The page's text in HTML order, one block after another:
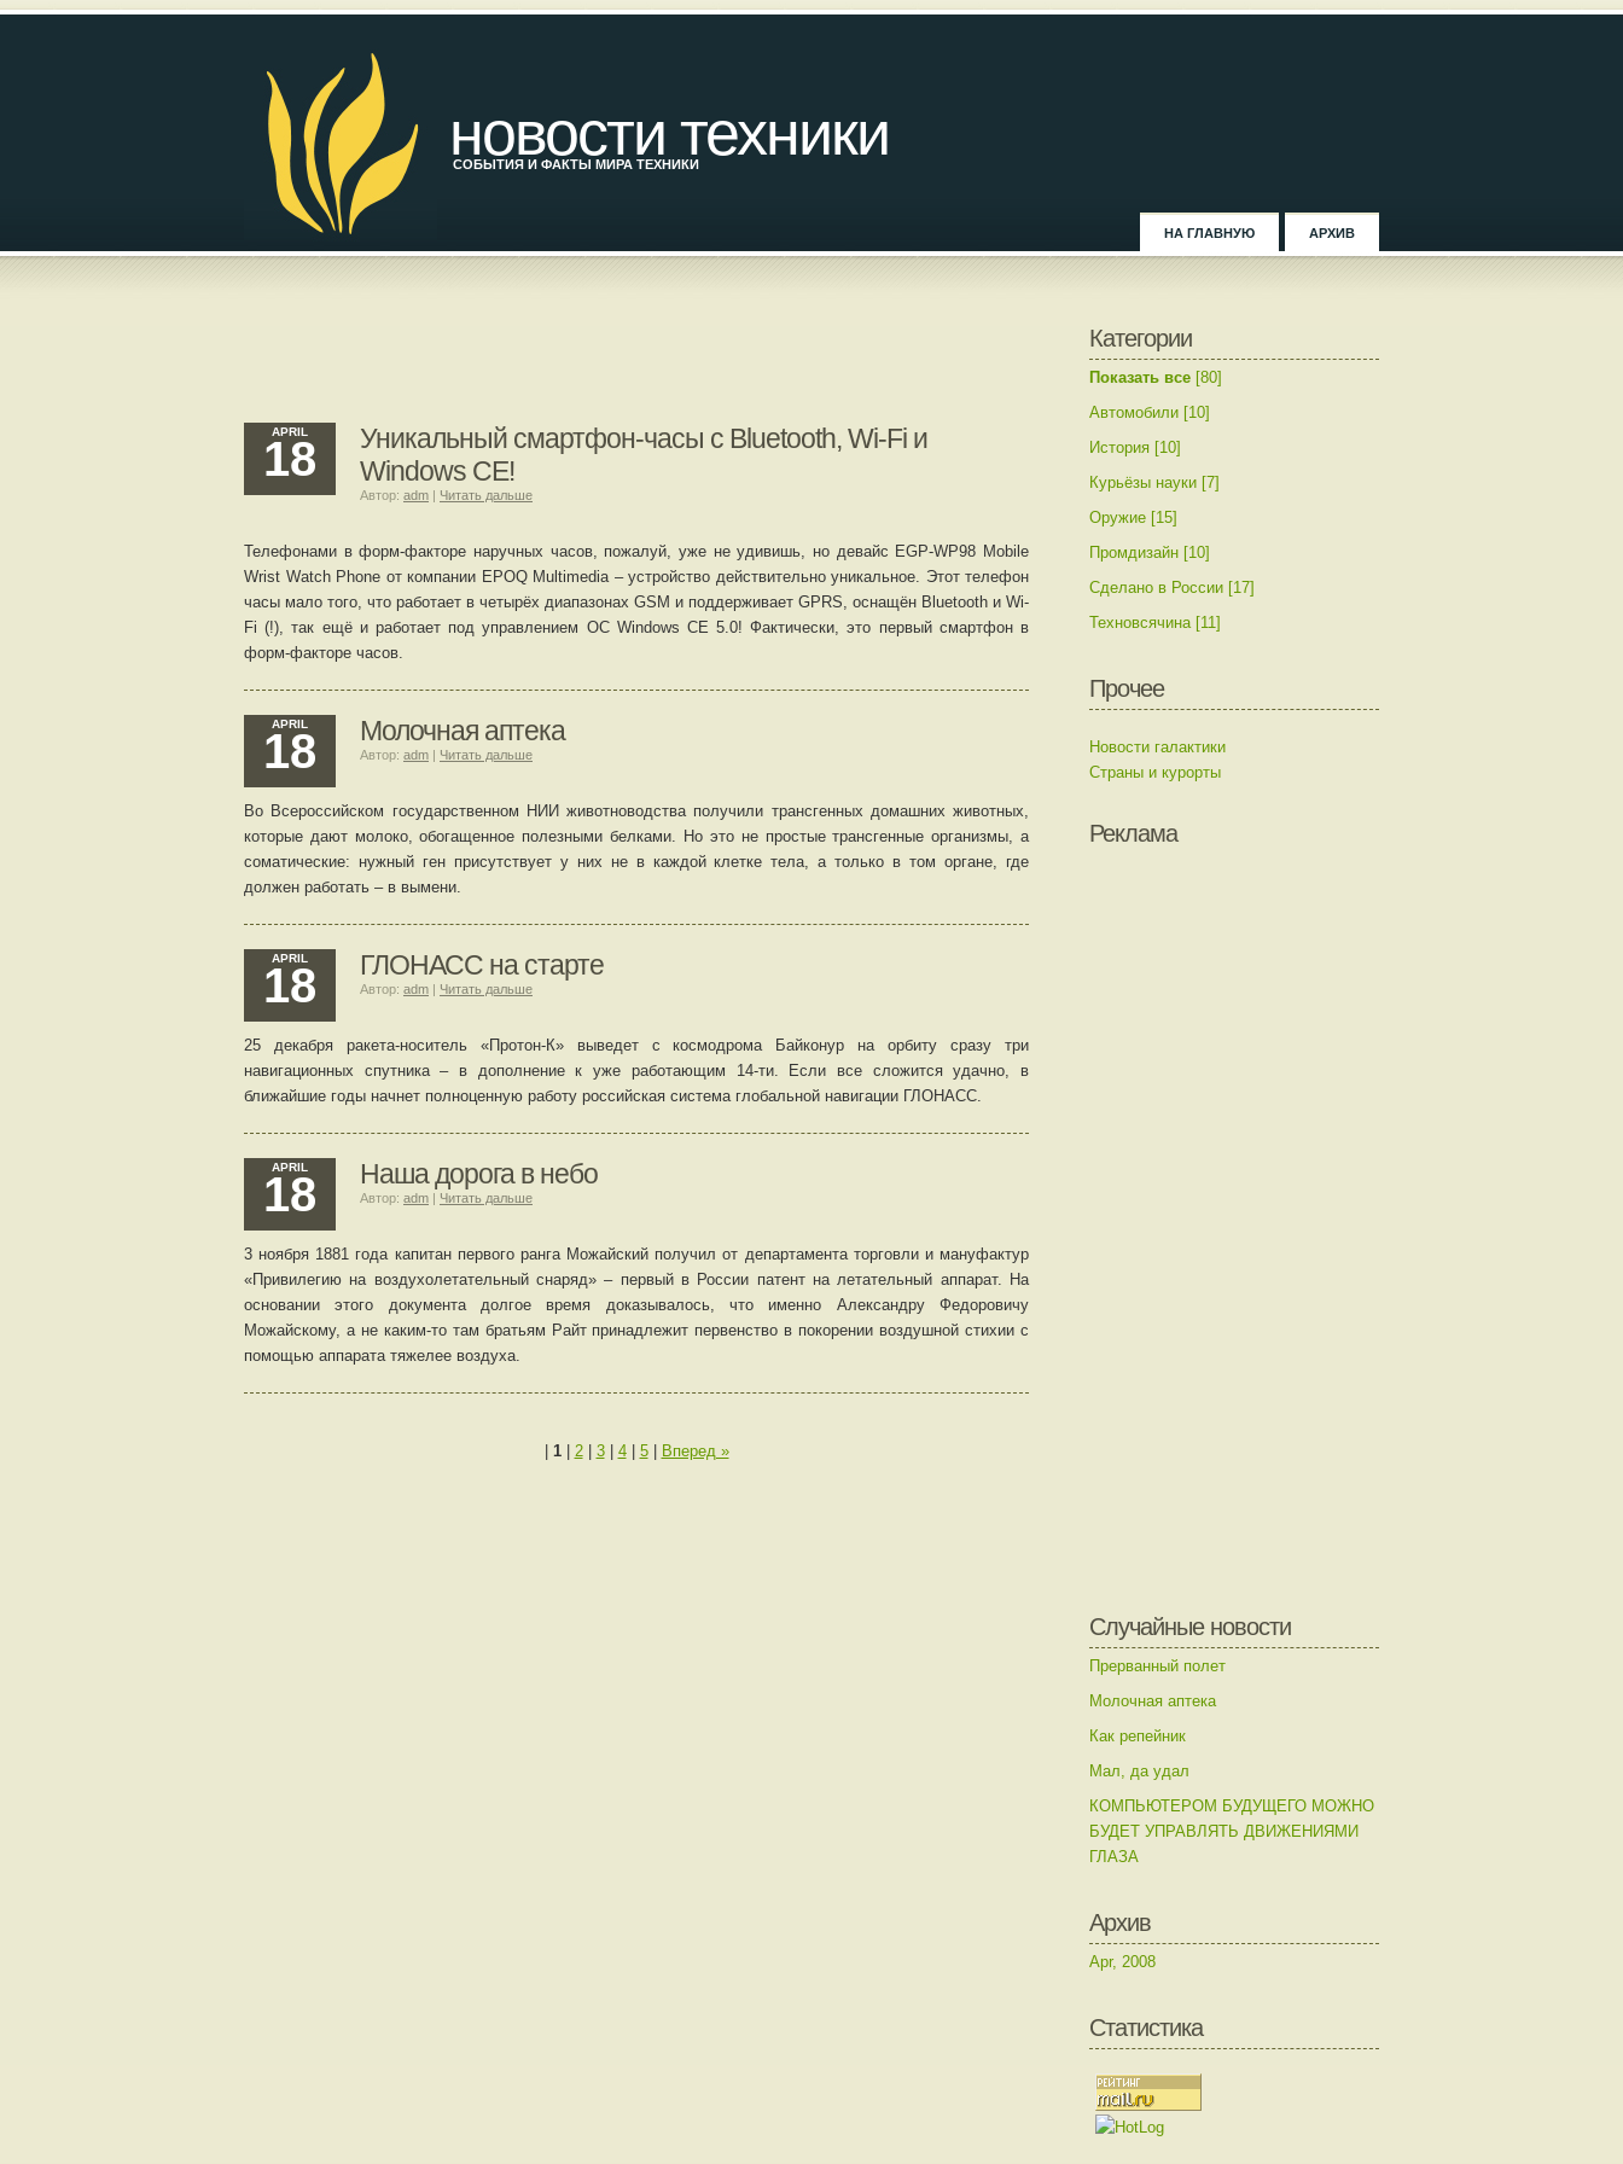
новости техники
СОБЫТИЯ И ФАКТЫ МИРА ТЕХНИКИ
НА ГЛАВНУЮ АРХИВ
APRIL
18
Уникальный смартфон-часы с Bluetooth, Wi-Fi и
Windows CE!
Автор: adm | Читать дальше
Телефонами в форм-факторе наручных часов, пожалуй, уже не удивишь, но девайс EGP-WP98 Mobile
Wrist Watch Phone от компании EPOQ Multimedia – устройство действительно уникальное. Этот телефон
часы мало того, что работает в четырёх диапазонах GSM и поддерживает GPRS, оснащён Bluetooth и Wi-
Fi (!), так ещё и работает под управлением ОС Windows CE 5.0! Фактически, это первый смартфон в
форм-факторе часов.
APRIL
18 Молочная аптека
Автор: adm | Читать дальше
Во Всероссийском государственном НИИ животноводства получили трансгенных домашних животных,
которые дают молоко, обогащенное полезными белками. Но это не простые трансгенные организмы, а
соматические: нужный ген присутствует у них не в каждой клетке тела, а только в том органе, где
должен работать – в вымени.
APRIL
18 ГЛОНАСС на старте
Автор: adm | Читать дальше
25 декабря ракета-носитель «Протон-К» выведет с космодрома Байконур на орбиту сразу три
навигационных спутника – в дополнение к уже работающим 14-ти. Если все сложится удачно, в
ближайшие годы начнет полноценную работу российская система глобальной навигации ГЛОНАСС.
APRIL
18 Наша дорога в небо
Автор: adm | Читать дальше
3 ноября 1881 года капитан первого ранга Можайский получил от департамента торговли и мануфактур
«Привилегию на воздухолетательный снаряд» – первый в России патент на летательный аппарат. На
основании этого документа долгое время доказывалось, что именно Александру Федоровичу
Можайскому, а не каким-то там братьям Райт принадлежит первенство в покорении воздушной стихии с
помощью аппарата тяжелее воздуха.
1| 2| 3| 4| 5| Вперед »
Категории
Показать все [80]
Автомобили [10]
История [10]
Курьёзы науки [7]
Оружие [15]
Промдизайн [10]
Сделано в России [17]
Техновсячина [11]
Прочее
Новости галактики
Страны и курорты
Реклама
Случайные новости
Прерванный полет
Молочная аптека
Как репейник
Мал, да удал
КОМПЬЮТЕРОМ БУДУЩЕГО МОЖНО
БУДЕТ УПРАВЛЯТЬ ДВИЖЕНИЯМИ
ГЛАЗА
Архив
Apr, 2008
Статистика